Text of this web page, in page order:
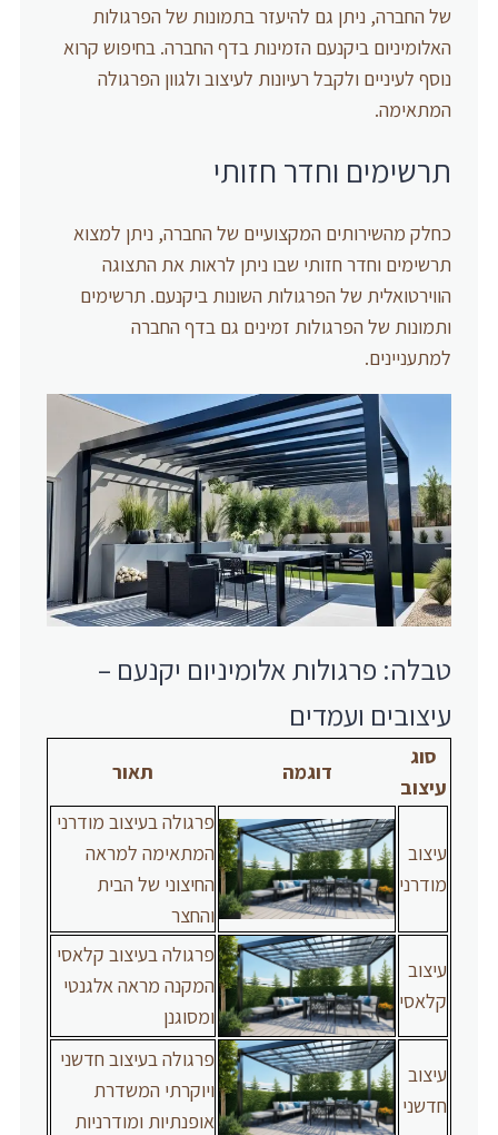
של החברה, ניתן גם להיעזר בתמונות של הפרגולות
האלומיניום ביקנעם הזמינות בדף החברה. בחיפוש קרוא
נוסף לעיניים ולקבל רעיונות לעיצוב ולגוון הפרגולה
המתאימה.
תרשימים וחדר חזותי
כחלק מהשירותים המקצועיים של החברה, ניתן למצוא
תרשימים וחדר חזותי שבו ניתן לראות את התצוגה
הווירטואלית של הפרגולות השונות ביקנעם. תרשימים
ותמונות של הפרגולות זמינים גם בדף החברה
למתעניינים.
טבלה: פרגולות אלומיניום יקנעם –
עיצובים ועמדים
סוג
עיצוב
דוגמה תאור
עיצוב
מודרני
פרגולה בעיצוב מודרני
המתאימה למראה
החיצוני של הבית
והחצר
עיצוב
קלאסי
פרגולה בעיצוב קלאסי
המקנה מראה אלגנטי
ומסוגנן
עיצוב
חדשני
פרגולה בעיצוב חדשני
ויוקרתי המשדרת
אופנתיות ומודרניות